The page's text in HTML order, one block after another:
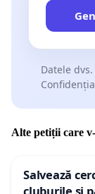
Datele
Alte petiții care
Salvează
cluburile și